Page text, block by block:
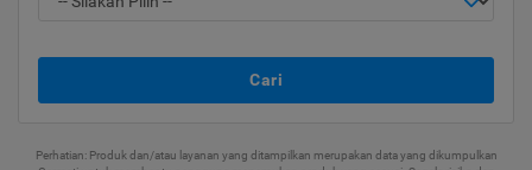
Cari
Perhatian: Produk dan/atau layanan yang ditampilkan merupakan data yang dikumpulkan